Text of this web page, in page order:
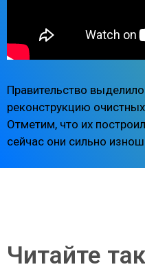
Правительство
реконструкцию
Отметим, что их
сейчас они сильно
Читайте